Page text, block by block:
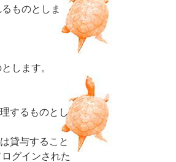
ものとしま
します。
するものとし
貸与すること
グインされた